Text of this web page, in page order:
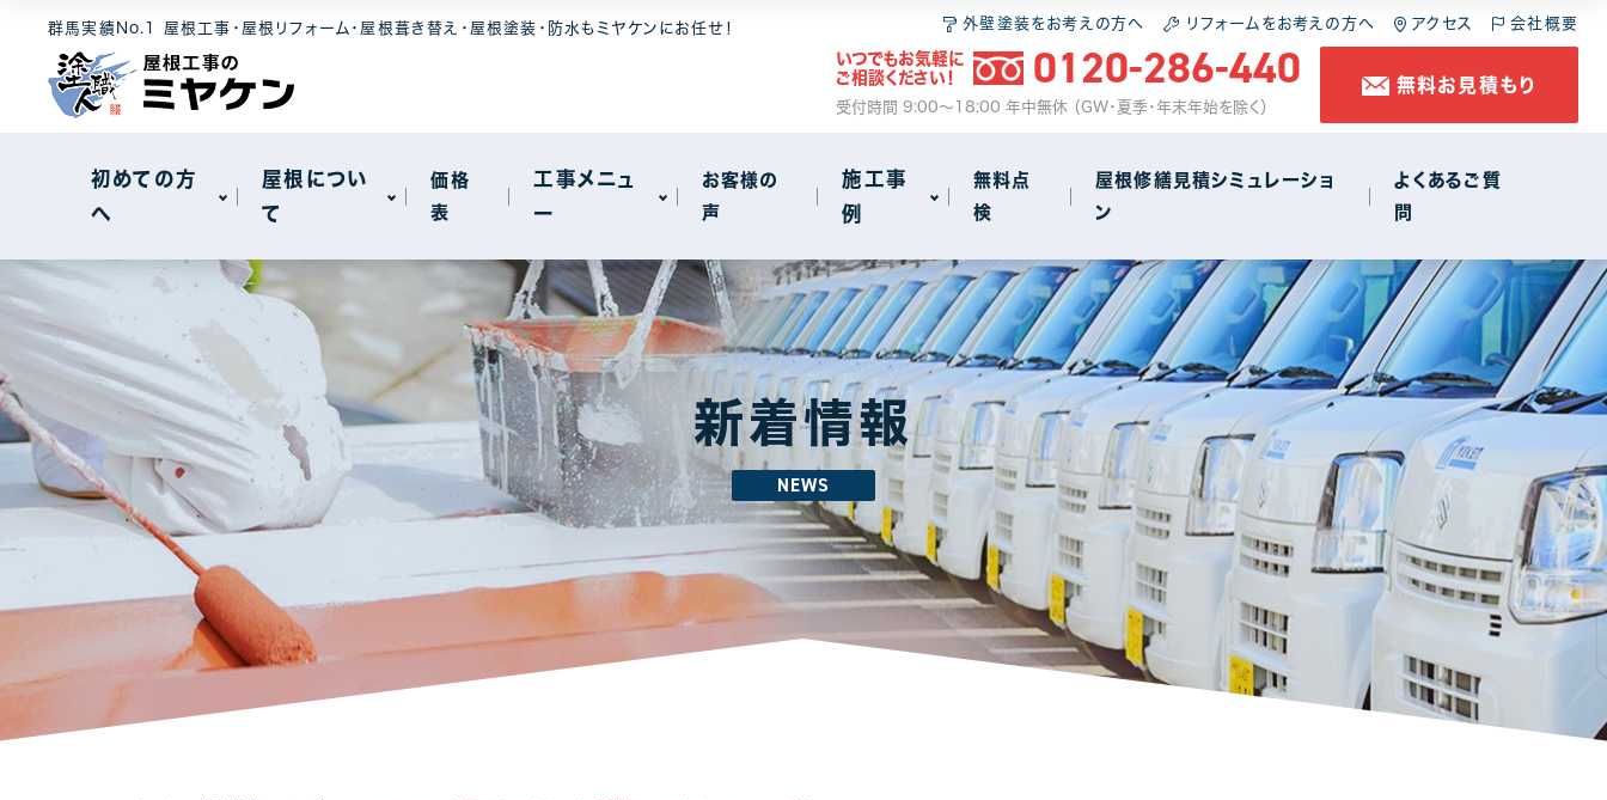
群馬実績No.1 屋根工事・屋根リフォーム・屋根葺き替え・屋根塗装・防水もミヤケンにお任せ！ 外壁塗装をお考えの方へ リフォームをお考えの方へ アクセス 会社概要
いつでもお気軽に
ご相談ください！
0120-286-440
受付時間 9:00～18:00 年中無休 （GW・夏季・年末年始を除く）
無料お見積もり
初めての方
へ
選ばれる理由 6つの安心 無料点検 施工の流れ
メンテナンスサイクル 火災保険のご案内 コラム
新着情報 動画で見る屋根工事の基礎知識
屋根につい
て
屋根について
和瓦 スレート屋根
モニエル瓦 セメント瓦 金属屋根
価格
表
工事メニュ
ー
工事メニュー 屋根塗装 屋根の葺き直し
屋根カバー工事 瓦・漆喰工事 雨樋工事
天窓工事 屋根葺き替え 防水工事
棟板金工事 雨漏り
お客様の
声
施工事
例
セキスイハイム 2
一般住宅 72 other 18 店舗・商店街
工場・事務所 1 アパート・マンション・ビル 1
無料点
検
屋根修繕見積シミュレーショ
ン
よくあるご質
問
選ばれる理由 6つの安心 施工の流れ
火災保険のご案内
屋根について
屋根素材 スレート屋根
セメント瓦
工事メニュー 屋根の葺き直し
瓦・漆喰工事
工場・事務所 1 アパート・マンション・ビル 1
新着情報
NEWS